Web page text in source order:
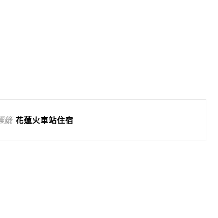
籤 花蓮火車站住宿